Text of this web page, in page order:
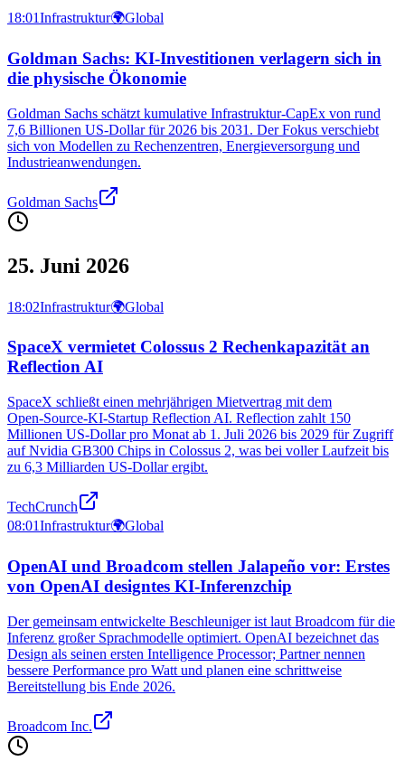
18:01Infrastruktur🌍Global
Goldman Sachs: KI‑Investitionen verlagern sich in
die physische Ökonomie
Goldman Sachs schätzt kumulative Infrastruktur‑CapEx von rund
7,6 Billionen US‑Dollar für 2026 bis 2031. Der Fokus verschiebt
sich von Modellen zu Rechenzentren, Energieversorgung und
Industrieanwendungen.
Goldman Sachs
25. Juni 2026
18:02Infrastruktur🌍Global
SpaceX vermietet Colossus 2 Rechenkapazität an
Reflection AI
SpaceX schließt einen mehrjährigen Mietvertrag mit dem
Open‑Source‑KI‑Startup Reflection AI. Reflection zahlt 150
Millionen US-Dollar pro Monat ab 1. Juli 2026 bis 2029 für Zugriff
auf Nvidia GB300 Chips in Colossus 2, was bei voller Laufzeit bis
zu 6,3 Milliarden US-Dollar ergibt.
TechCrunch
08:01Infrastruktur🌍Global
OpenAI und Broadcom stellen Jalapeño vor: Erstes
von OpenAI designtes KI-Inferenzchip
Der gemeinsam entwickelte Beschleuniger ist laut Broadcom für die
Inferenz großer Sprachmodelle optimiert. OpenAI bezeichnet das
Design als seinen ersten Intelligence Processor; Partner nennen
bessere Performance pro Watt und planen eine schrittweise
Bereitstellung bis Ende 2026.
Broadcom Inc.